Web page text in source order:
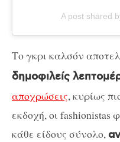
A post shared
Το γκρι καλσόν
δημοφιλείς
αποχρώσεις, κυρίως
εκδοχή, οι fashionistas
κάθε είδους σύνολο,